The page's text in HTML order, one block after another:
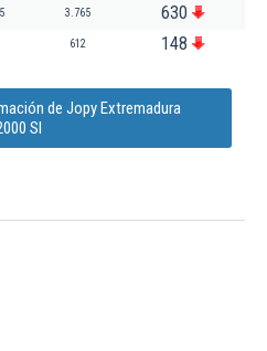
3.765 630
612 148
de Jopy Extremadura
Sl